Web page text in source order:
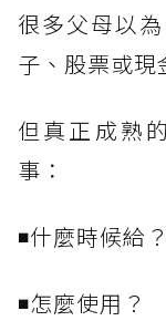
很多父母以
子、股票或現
但真正成熟
事：
◾什麼時候給？
◾怎麼使用？